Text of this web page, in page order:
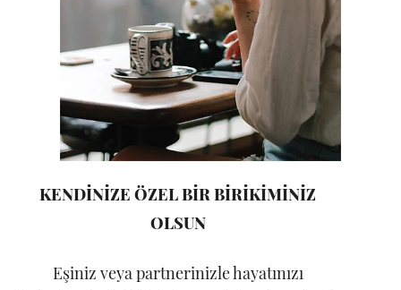
KENDİNİZE ÖZEL BİR BİRİKİMİNİZ
OLSUN
Eşiniz veya partnerinizle hayatınızı